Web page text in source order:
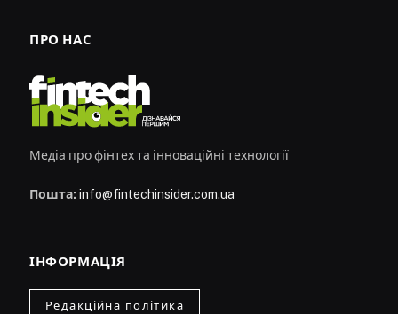
ПРО НАС
Медіа про фінтех та інноваційні технології
Пошта: info@fintechinsider.com.ua
ІНФОРМАЦІЯ
Редакційна політика